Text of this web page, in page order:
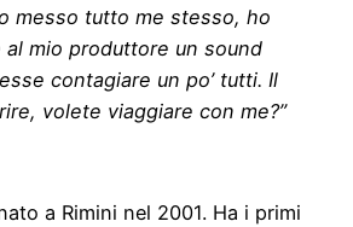
messo tutto me stesso, ho
mio produttore un sound
contagiare un po’ tutti. Il
volete viaggiare con me?”
a Rimini nel 2001. Ha i primi